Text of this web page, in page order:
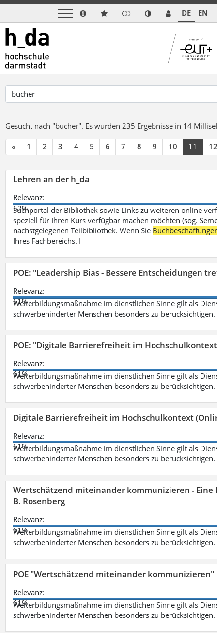
DE EN
Gesucht nach "bücher". Es wurden 235 Ergebnisse in 14
« 1 2 3 4 5 6 7 8 9 10 11 12
Lehren an der h_da
Relevanz:
62%
Suchportal der Bibliothek sowie Links zu weiteren online
speziell für Ihren Kurs verfügbar machen möchten (sog.
nächstgelegenen Teilbibliothek. Wenn Sie
Ihres Fachbereichs. I
POE: "Leadership Bias - Bessere Entscheidungen
Relevanz:
61%
Weiterbildungsmaßnahme im dienstlichen Sinne gilt als
schwerbehinderter Menschen besonders zu berücksichtigen.
POE: "Digitale Barrierefreiheit im
Relevanz:
61%
Weiterbildungsmaßnahme im dienstlichen Sinne gilt als
schwerbehinderter Menschen besonders zu berücksichtigen.
Digitale Barrierefreiheit im Hochschulkontext
Relevanz:
61%
Weiterbildungsmaßnahme im dienstlichen Sinne gilt als
schwerbehinderter Menschen besonders zu berücksichtigen.
Wertschätzend miteinander kommunizieren -
B. Rosenberg
Relevanz:
61%
Weiterbildungsmaßnahme im dienstlichen Sinne gilt als
schwerbehinderter Menschen besonders zu berücksichtigen.
POE "Wertschätzend miteinander kommunizieren"
Relevanz:
61%
Weiterbildungsmaßnahme im dienstlichen Sinne gilt als
schwerbehinderter Menschen besonders zu berücksichtigen.